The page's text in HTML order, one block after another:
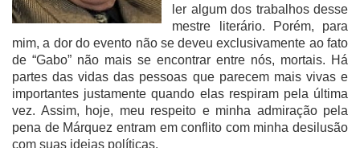
ler algum dos trabalhos desse
mestre literário. Porém, para
mim, a dor do evento não se deveu exclusivamente ao fato
de “Gabo” não mais se encontrar entre nós, mortais. Há
partes das vidas das pessoas que parecem mais vivas e
importantes justamente quando elas respiram pela última
vez. Assim, hoje, meu respeito e minha admiração pela
pena de Márquez entram em conflito com minha desilusão
com suas ideias políticas.